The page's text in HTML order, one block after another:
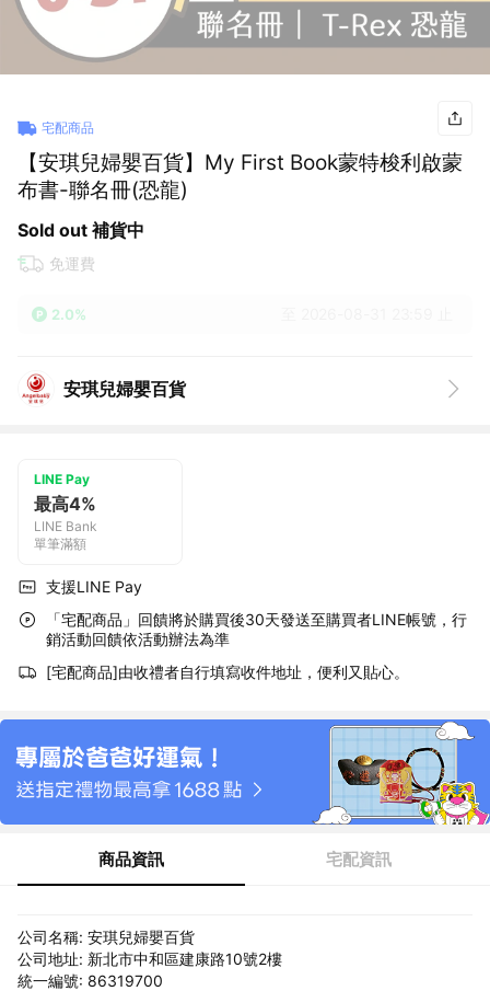
宅配商品
【安琪兒婦嬰百貨】My First Book蒙特梭利啟蒙
布書-聯名冊(恐龍)
Sold out 補貨中
免運費
2.0%
安琪兒婦嬰百貨
LINE Pay
最高4%
LINE Bank
單筆滿額
支援LINE Pay
「宅配商品」回饋將於購買後30天發送至購買者LINE帳號，行
銷活動回饋依活動辦法為準
[宅配商品]由收禮者自行填寫收件地址，便利又貼心。
商品資訊 宅配資訊
公司名稱: 安琪兒婦嬰百貨
公司地址: 新北市中和區建康路10號2樓
統一編號: 86319700